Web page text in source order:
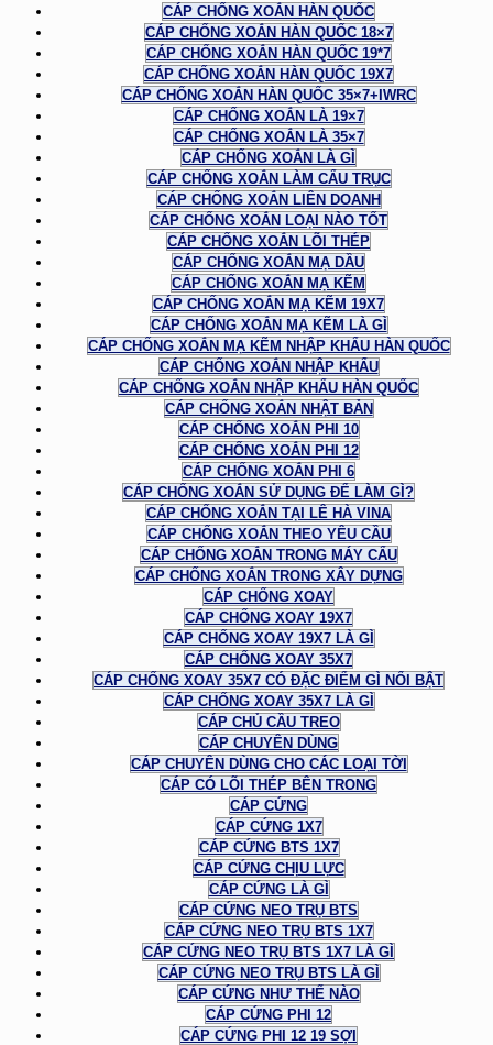
CÁP CHỐNG XOẮN HÀN QUỐC
CÁP CHỐNG XOẮN HÀN QUỐC 18×7
CÁP CHỐNG XOẮN HÀN QUỐC 19*7
CÁP CHỐNG XOẮN HÀN QUỐC 19X7
CÁP CHỐNG XOẮN HÀN QUỐC 35×7+IWRC
CÁP CHỐNG XOẮN LÀ 19×7
CÁP CHỐNG XOẮN LÀ 35×7
CÁP CHỐNG XOẮN LÀ GÌ
CÁP CHỐNG XOẮN LÀM CẨU TRỤC
CÁP CHỐNG XOẮN LIÊN DOANH
CÁP CHỐNG XOẮN LOẠI NÀO TỐT
CÁP CHỐNG XOẮN LÕI THÉP
CÁP CHỐNG XOẮN MẠ DẦU
CÁP CHỐNG XOẮN MẠ KẼM
CÁP CHỐNG XOẮN MẠ KẼM 19X7
CÁP CHỐNG XOẮN MẠ KẼM LÀ GÌ
CÁP CHỐNG XOẮN MẠ KẼM NHẬP KHẨU HÀN QUỐC
CÁP CHỐNG XOẮN NHẬP KHẨU
CÁP CHỐNG XOẮN NHẬP KHẨU HÀN QUỐC
CÁP CHỐNG XOẮN NHẬT BẢN
CÁP CHỐNG XOẮN PHI 10
CÁP CHỐNG XOẮN PHI 12
CÁP CHỐNG XOẮN PHI 6
CÁP CHỐNG XOẮN SỬ DỤNG ĐỂ LÀM GÌ?
CÁP CHỐNG XOẮN TẠI LÊ HÀ VINA
CÁP CHỐNG XOẮN THEO YÊU CẦU
CÁP CHỐNG XOẮN TRONG MÁY CẨU
CÁP CHỐNG XOẮN TRONG XÂY DỰNG
CÁP CHỐNG XOAY
CÁP CHỐNG XOAY 19X7
CÁP CHỐNG XOAY 19X7 LÀ GÌ
CÁP CHỐNG XOAY 35X7
CÁP CHỐNG XOAY 35X7 CÓ ĐẶC ĐIỂM GÌ NỔI BẬT
CÁP CHỐNG XOAY 35X7 LÀ GÌ
CÁP CHỦ CẦU TREO
CÁP CHUYÊN DÙNG
CÁP CHUYÊN DÙNG CHO CÁC LOẠI TỜI
CÁP CÓ LÕI THÉP BÊN TRONG
CÁP CỨNG
CÁP CỨNG 1X7
CÁP CỨNG BTS 1X7
CÁP CỨNG CHỊU LỰC
CÁP CỨNG LÀ GÌ
CÁP CỨNG NEO TRỤ BTS
CÁP CỨNG NEO TRỤ BTS 1X7
CÁP CỨNG NEO TRỤ BTS 1X7 LÀ GÌ
CÁP CỨNG NEO TRỤ BTS LÀ GÌ
CÁP CỨNG NHƯ THẾ NÀO
CÁP CỨNG PHI 12
CÁP CỨNG PHI 12 19 SỢI